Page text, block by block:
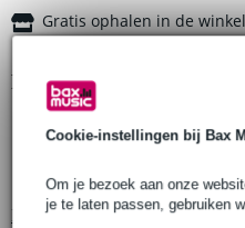
Cookie-instellingen bij Bax
Om je bezoek aan onze
je te laten passen, gebruiken
Gratis ophalen in de winkel
Productinformatie
finish: zinc plated
Bekijk alle productspecificaties